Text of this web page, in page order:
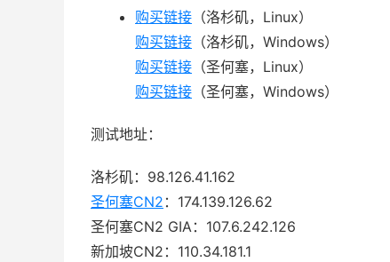
购买链接 （洛杉矶，Linux）
购买链接 （洛杉矶，Windows）
购买链接 （圣何塞，Linux）
购买链接 （圣何塞，Windows）
测试地址：
洛杉矶：98.126.41.162
圣何塞CN2 ：174.139.126.62
圣何塞CN2 GIA：107.6.242.126
新加坡CN2：110.34.181.1